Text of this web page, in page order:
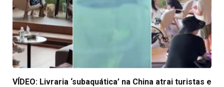
VÍDEO: Livraria ‘subaquática’ na China atrai turistas e